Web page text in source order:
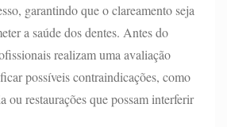
garantindo que o clareamento seja
a saúde dos dentes. Antes do
realizam uma avaliação
possíveis contraindicações, como
ou restaurações que possam interferir